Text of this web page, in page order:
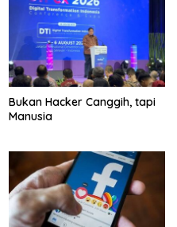
Bukan Hacker Canggih, tapi
Manusia